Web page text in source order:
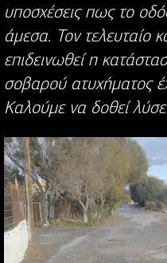
υποσχέσεις πως το
άμεσα. Τον τελευταίο
επιδεινωθεί η
σοβαρού ατυχήματος
Καλούμε να δοθεί